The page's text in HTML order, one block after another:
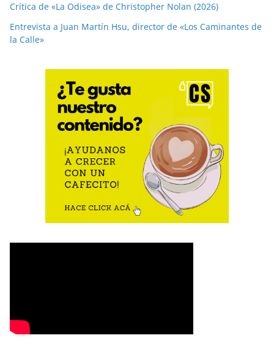
Crítica de «La Odisea» de Christopher Nolan (2026)
Entrevista a Juan Martín Hsu, director de «Los Caminantes de
la Calle»